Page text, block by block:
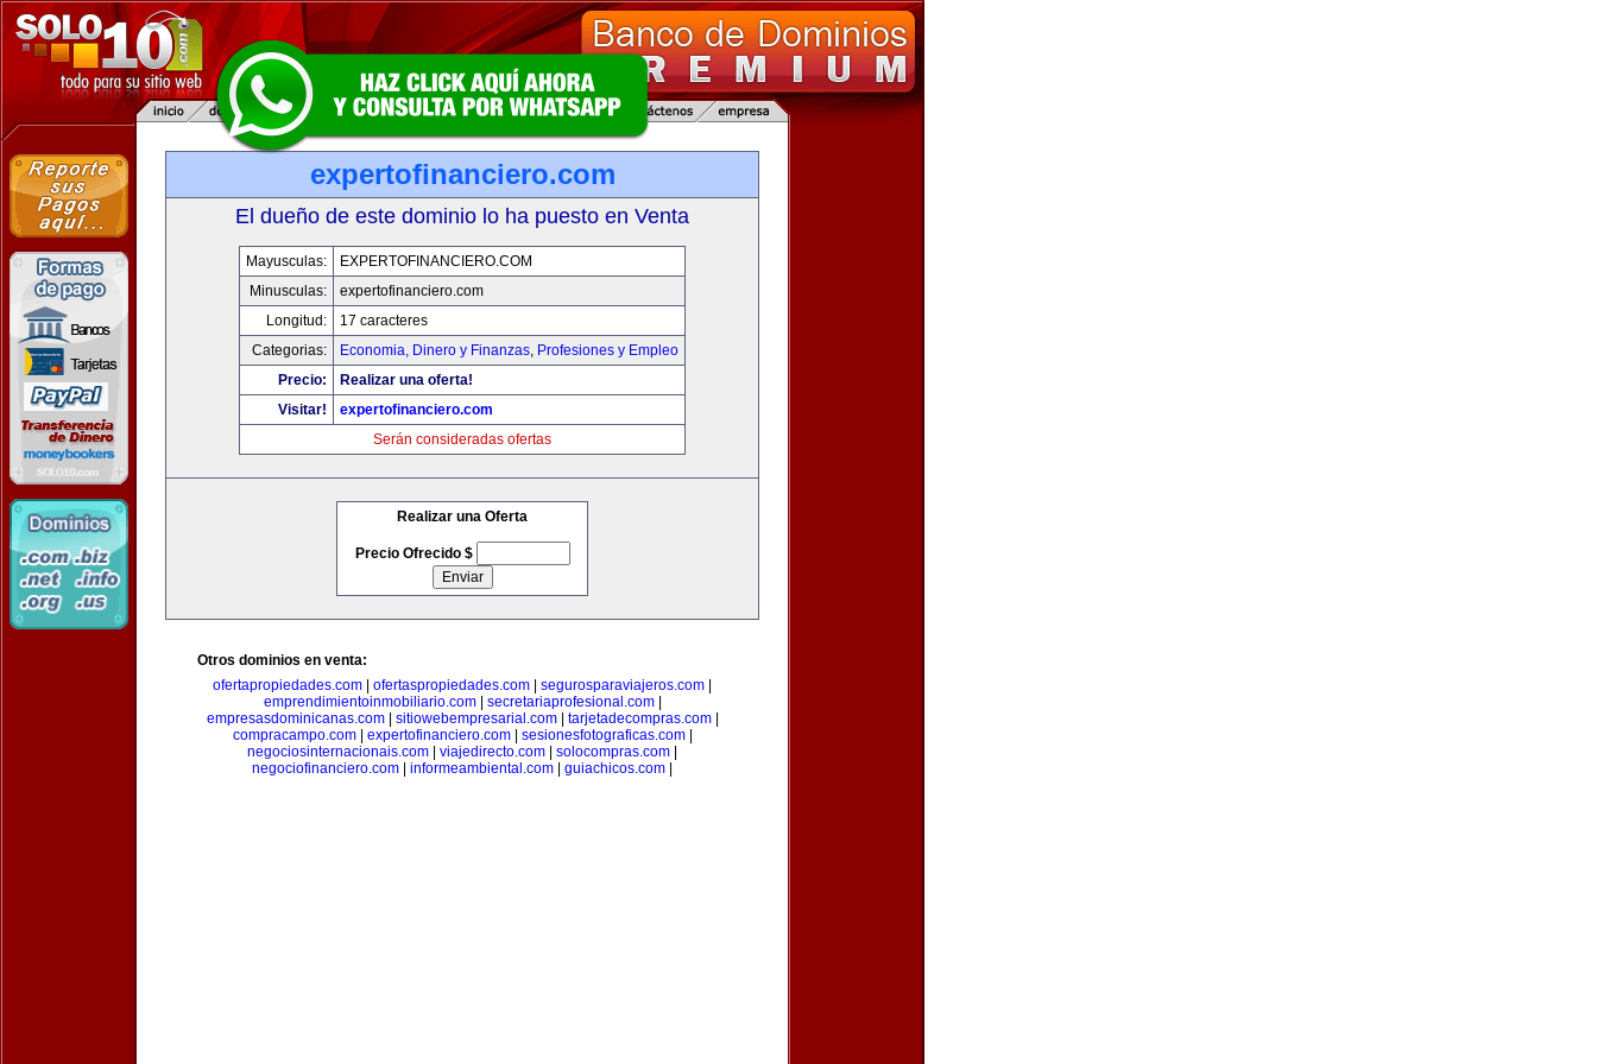
expertofinanciero.com
El dueño de este dominio lo ha puesto en Venta
Mayusculas:
EXPERTOFINANCIERO.COM
Minusculas:
expertofinanciero.com
Longitud:
17 caracteres
Categorias:
Economia, Dinero y Finanzas, Profesiones y Empleo
Precio:
Realizar una oferta!
Visitar!
expertofinanciero.com
Serán consideradas ofertas
Realizar una Oferta
Precio Ofrecido $
Otros dominios en venta:
ofertapropiedades.com
ofertaspropiedades.com segurosparaviajeros.com
emprendimientoinmobiliario.com| secretariaprofesional.com|
empresasdominicanas.com| sitiowebempresarial.com| tarjetadecompras.com|
compracampo.com| expertofinanciero.com| sesionesfotograficas.com|
negociosinternacionais.com
viajedirecto.com solocompras.com
negociofinanciero.com
informeambiental.com guiachicos.com